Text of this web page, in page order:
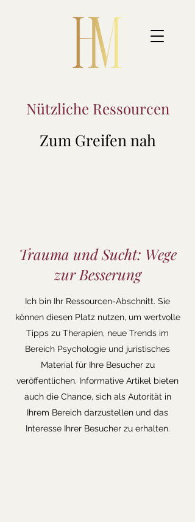
Nützliche Ressourcen
Zum Greifen nah
Trauma und Sucht: Wege
zur Besserung
Ich bin Ihr Ressourcen-Abschnitt. Sie
können diesen Platz nutzen, um wertvolle
Tipps zu Therapien, neue Trends im
Bereich Psychologie und juristisches
Material für Ihre Besucher zu
veröffentlichen. Informative Artikel bieten
auch die Chance, sich als Autorität in
Ihrem Bereich darzustellen und das
Interesse Ihrer Besucher zu erhalten.